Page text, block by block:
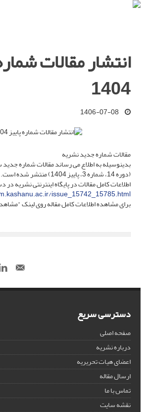
انتشار مقالات
1404
1406-07-08
مقالات شماره جدید نشریه
بدینوسیله به اطلاع می رساند مقالات شماره
(دوره 14، شماره 3، پاییز 1404) منتشر شده است.
اطلاعات کامل مقالات در پایگاه اینترنتی نشریه
issue_15742_15785.html
برای مشاهده اطلاعات کامل مقاله روی لینک
دسترسی سریع
صفحه اصلی
درباره نشریه
اعضای هیات تحریریه
ارسال مقاله
تماس با ما
نقشه سایت